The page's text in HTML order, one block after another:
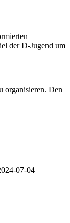
der D-Jugend um
organisieren. Den
07-04